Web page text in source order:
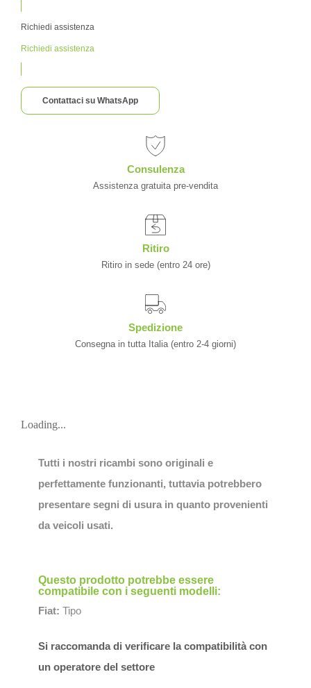
Richiedi assistenza
Richiedi assistenza
Contattaci su WhatsApp
Consulenza
Assistenza gratuita pre-vendita
Ritiro
Ritiro in sede (entro 24 ore)
Spedizione
Consegna in tutta Italia (entro 2-4 giorni)
Loading...
Tutti i nostri ricambi sono originali e
perfettamente funzionanti, tuttavia potrebbero
presentare segni di usura in quanto provenienti
da veicoli usati.
Questo prodotto potrebbe essere
compatibile con i seguenti modelli:
Fiat: Tipo
Si raccomanda di verificare la compatibilità con
un operatore del settore